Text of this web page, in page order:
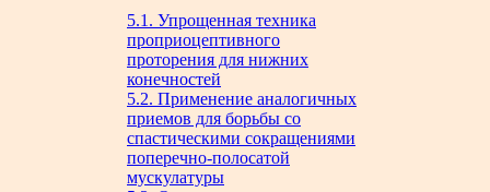
5.1. Упрощенная техника
проприоцептивного
проторения для нижних
конечностей
5.2. Применение аналогичных
приемов для борьбы со
спастическими сокращениями
поперечно-полосатой
мускулатуры